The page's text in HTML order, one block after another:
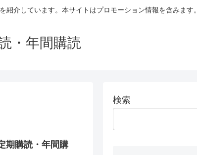
介しています。本サイトはプロモーション情報を含みます。
・年間購読
期購読・年間購
検索